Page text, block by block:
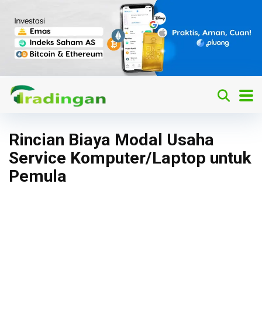
Rincian Biaya Modal Usaha
Service Komputer/Laptop untuk
Pemula